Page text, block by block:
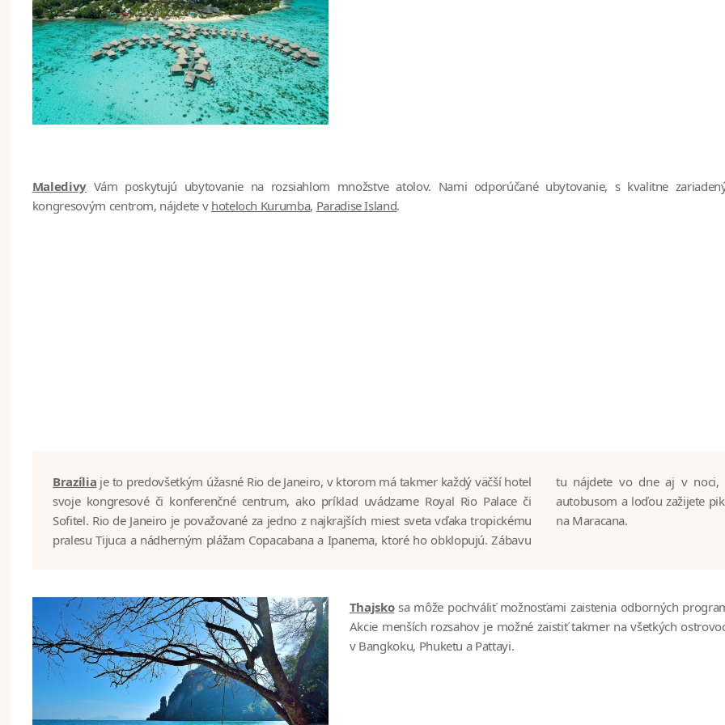
MaledivyVám poskytujú ubytovanie na rozsiahlom množstve atolov. Nami odporúčané ubytovanie, s kvalitne
kongresovým centrom, nájdete v hoteloch Kurumba, Paradise Island.
Brazília je to predovšetkým úžasné Rio de Janeiro, v ktorom má takmer každý väčší hotel
svoje kongresové či konferenčné centrum, ako príklad uvádzame Royal Rio Palace či
Sofitel. Rio de Janeiro je považované za jedno z najkrajších miest sveta vďaka tropickému
pralesu Tijuca a nádherným plážam Copacabana a Ipanema, ktoré ho obklopujú. Zábavu
tu nájdete vo dne aj v noci, často trvá až do skorého rána. Pri celodennom výlete
autobusom a loďou zažijete piknik na skoro prázdnom ostrove. Alebo si zájdite na futbal
na Maracana.
Thajskosa môže pochváliť možnosťami zaistenia odborných
Akcie menších rozsahov je možné zaistiť takmer na všetkých
v Bangkoku, Phuketu a Pattayi.